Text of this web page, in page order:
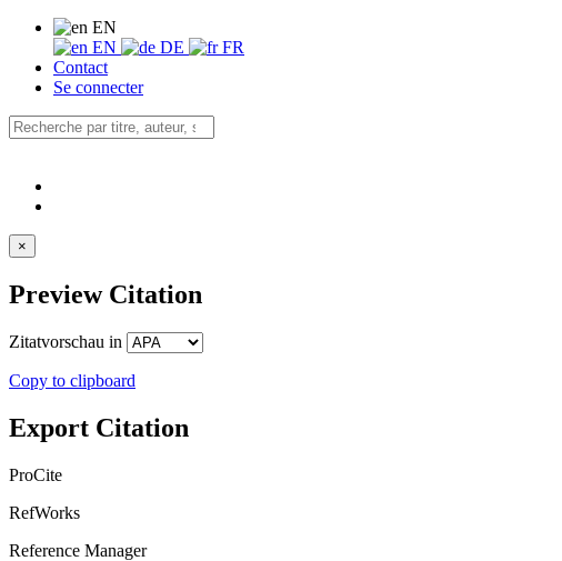
EN
EN
DE
FR
Contact
Se connecter
×
Preview Citation
Zitatvorschau in
Copy to clipboard
Export Citation
ProCite
RefWorks
Reference Manager